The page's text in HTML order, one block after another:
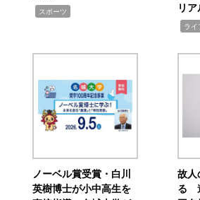
スポーツ
リア
ライ
ノーベル賞受賞・白川
英樹博士が小中高生を
故人
る